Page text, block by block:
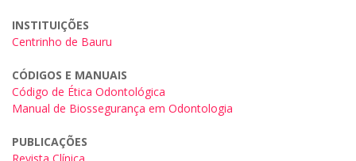
INSTITUIÇÕES
Centrinho de Bauru
CÓDIGOS E MANUAIS
Código de Ética Odontológica
Manual de Biossegurança em Odontologia
PUBLICAÇÕES